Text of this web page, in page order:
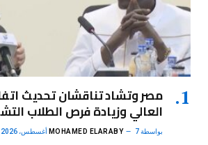
مصر وتشاد تناقشان تحديث
العالي وزيادة فرص الطلاب
بواسطة MOHAMED ELARABY 7 أغسطس، 2026